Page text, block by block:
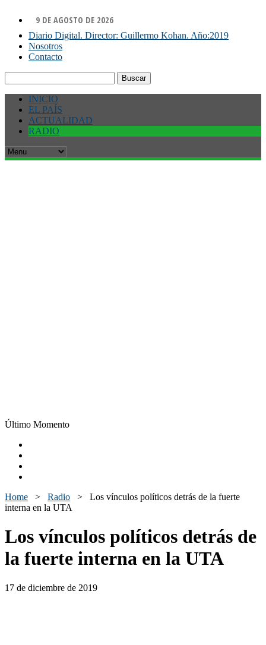
9 DE AGOSTO DE 2026
Diario Digital. Director: Guillermo Kohan. Año:2019
Nosotros
Contacto
INICIO
EL PAÍS
ACTUALIDAD
RADIO
Último Momento
Home > Radio > Los vínculos políticos detrás de la fuerte
interna en la UTA
Los vínculos políticos detrás de
la fuerte interna en la UTA
17 de diciembre de 2019